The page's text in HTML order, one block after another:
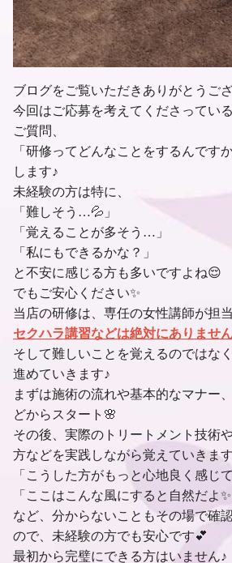
ブログをご覧いただきありがとうご
今回はご応募を考えてくださってい
ご質問、
「研修ってどんなことをするんです
します♪
未経験の方は特に、
「難しそう…💦」
「覚えることが多そう…」
「私にもできるかな？」
と不安に感じる方も多いですよね😌
でもご安心ください✨
当店の研修は、専任の女性講師が担
セクハラ講習などは絶対にありません
そして難しいことを覚えるのではな
進めていきます♪
まずは施術の流れや基本的なマナー
どからスタート🌸
その後、実際のトリートメント技術
方などを実践しながら覚えていきま
「こうした方がもっと心地良く感じ
「ここはこんな風にすると自然だよ✨
など、分からないこともその場で確
ので、未経験の方でも安心です💕
最初から完璧にできる方はいません♪